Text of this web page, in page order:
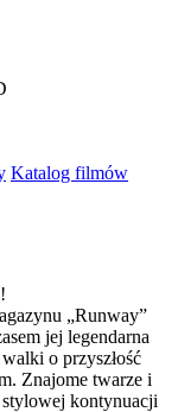
Katalog filmów
„Runway”
jej legendarna
o przyszłość
Znajome twarze i
kontynuacji